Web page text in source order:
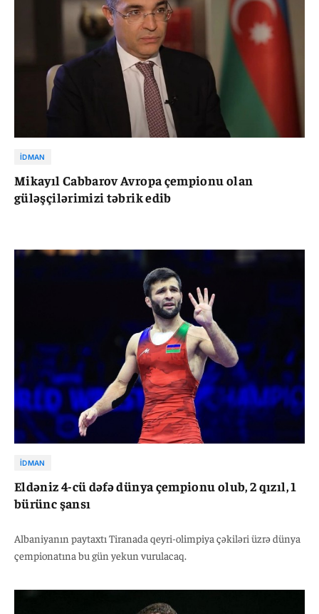
İDMAN
Mikayıl Cabbarov Avropa çempionu olan
güləşçilərimizi təbrik edib
İDMAN
Eldəniz 4-cü dəfə dünya çempionu olub, 2 qızıl, 1
bürünc şansı
Albaniyanın paytaxtı Tiranada qeyri-olimpiya çəkiləri üzrə dünya
çempionatına bu gün yekun vurulacaq.